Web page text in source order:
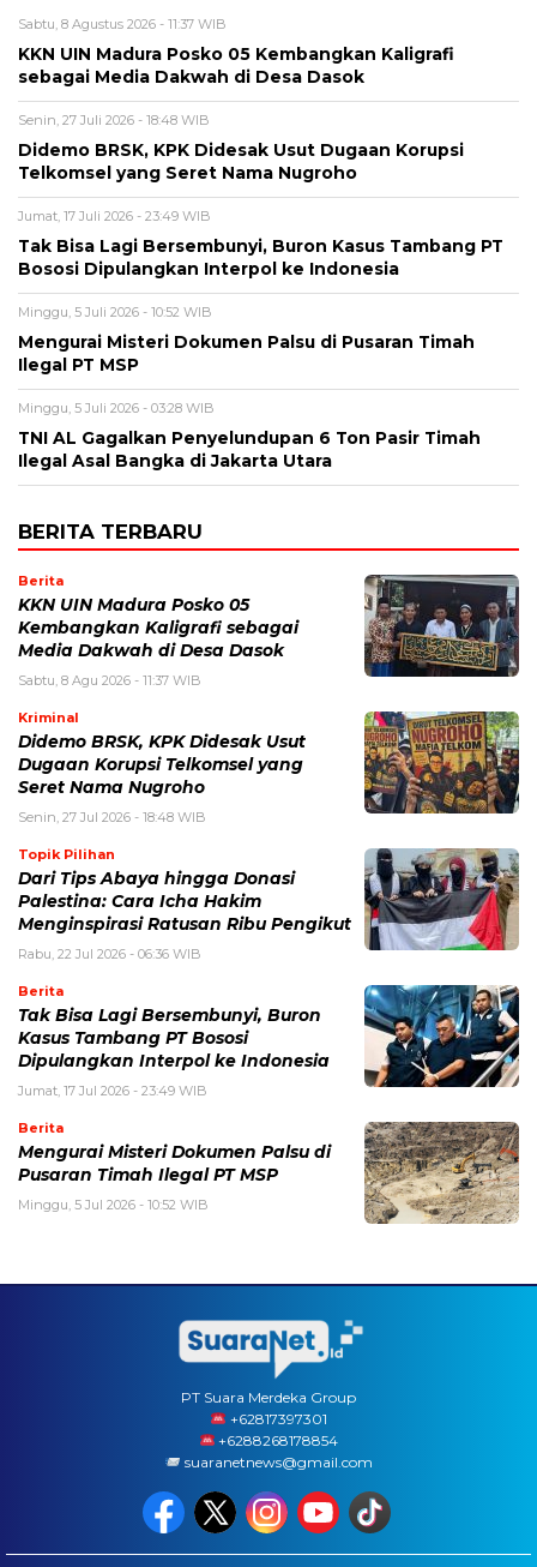
Sabtu, 8 Agustus 2026 - 11:37 WIB
KKN UIN Madura Posko 05 Kembangkan Kaligrafi
sebagai Media Dakwah di Desa Dasok
Senin, 27 Juli 2026 - 18:48 WIB
Didemo BRSK, KPK Didesak Usut Dugaan Korupsi
Telkomsel yang Seret Nama Nugroho
Jumat, 17 Juli 2026 - 23:49 WIB
Tak Bisa Lagi Bersembunyi, Buron Kasus Tambang PT
Bososi Dipulangkan Interpol ke Indonesia
Minggu, 5 Juli 2026 - 10:52 WIB
Mengurai Misteri Dokumen Palsu di Pusaran Timah
Ilegal PT MSP
Minggu, 5 Juli 2026 - 03:28 WIB
TNI AL Gagalkan Penyelundupan 6 Ton Pasir Timah
Ilegal Asal Bangka di Jakarta Utara
BERITA TERBARU
Berita
KKN UIN Madura Posko 05
Kembangkan Kaligrafi sebagai
Media Dakwah di Desa Dasok
Sabtu, 8 Agu 2026 - 11:37 WIB
Kriminal
Didemo BRSK, KPK Didesak Usut
Dugaan Korupsi Telkomsel yang
Seret Nama Nugroho
Senin, 27 Jul 2026 - 18:48 WIB
Topik Pilihan
Dari Tips Abaya hingga Donasi
Palestina: Cara Icha Hakim
Menginspirasi Ratusan Ribu Pengikut
Rabu, 22 Jul 2026 - 06:36 WIB
Berita
Tak Bisa Lagi Bersembunyi, Buron
Kasus Tambang PT Bososi
Dipulangkan Interpol ke Indonesia
Jumat, 17 Jul 2026 - 23:49 WIB
Berita
Mengurai Misteri Dokumen Palsu di
Pusaran Timah Ilegal PT MSP
Minggu, 5 Jul 2026 - 10:52 WIB
PT Suara Merdeka Group
‪+62817397301
+6288268178854
suaranetnews@gmail.com